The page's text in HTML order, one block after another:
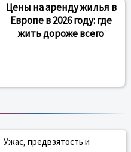
Цены на аренду жилья в
Европе в 2026 году: где
жить дороже всего
Ужас, предвзятость и